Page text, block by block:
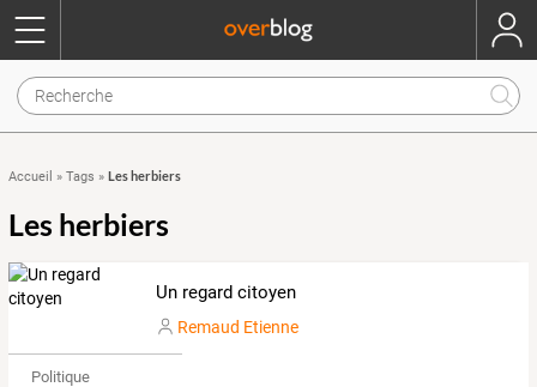
Accueil » Tags » Les herbiers
Les herbiers
Un regard citoyen
Remaud Etienne
Politique